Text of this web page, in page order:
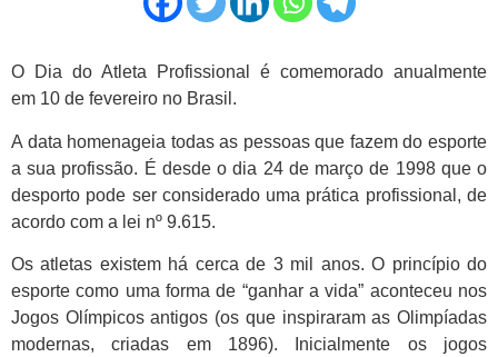
O Dia do Atleta Profissional é comemorado anualmente
em 10 de fevereiro no Brasil.
A data homenageia todas as pessoas que fazem do esporte
a sua profissão. É desde o dia 24 de março de 1998 que o
desporto pode ser considerado uma prática profissional, de
acordo com a lei nº 9.615.
Os atletas existem há cerca de 3 mil anos. O princípio do
esporte como uma forma de “ganhar a vida” aconteceu nos
Jogos Olímpicos antigos (os que inspiraram as Olimpíadas
modernas, criadas em 1896). Inicialmente os jogos